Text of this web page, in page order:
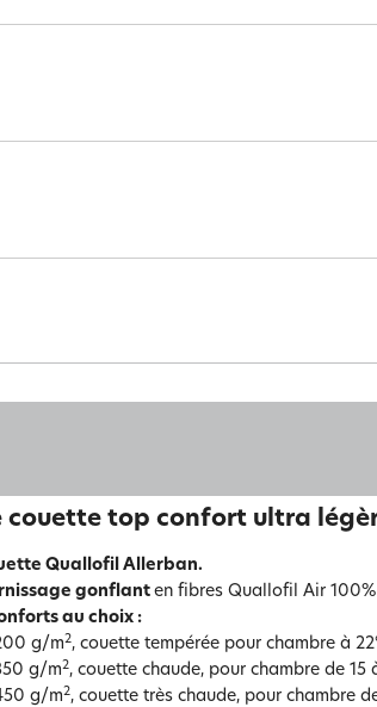
couette top confort ultra
Quallofil Allerban.
gonflanten fibres Quallofil Air
au choix :
g/m2, couette tempérée pour chambre à
g/m2, couette chaude, pour chambre de 15
g/m2, couette très chaude, pour chambre